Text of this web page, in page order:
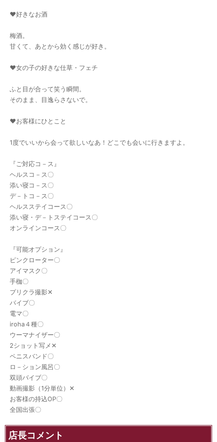
♥好きなお酒
梅酒。
甘くて、あとから効く感じが好き。
♥女の子の好きな仕草・フェチ
ふと目が合って笑う瞬間。
そのまま、目逸らさないで。
♥お客様にひとこと
1度でいいから会って欲しいなあ！どこでも会いに行きますよ。
『ご対応コ－ス』
ヘルスコ－ス〇
添い寝コ－ス〇
デ－トコ－ス〇
ヘルスステイコース〇
添い寝・デ－トステイコース〇
オンラインコース〇
『可能オプション』
ピンクローター〇
アイマスク〇
手枷〇
プリクラ撮影‪✕‬
バイブ〇
電マ〇
iroha４種〇
ウーマナイザー〇
2ショット写メ‪✕‬
ペニスバンド〇
ロ－ション風呂〇
双頭バイブ〇
動画撮影（1分単位）‪✕‬
お客様の持込OP〇
全国出張〇
店長コメント